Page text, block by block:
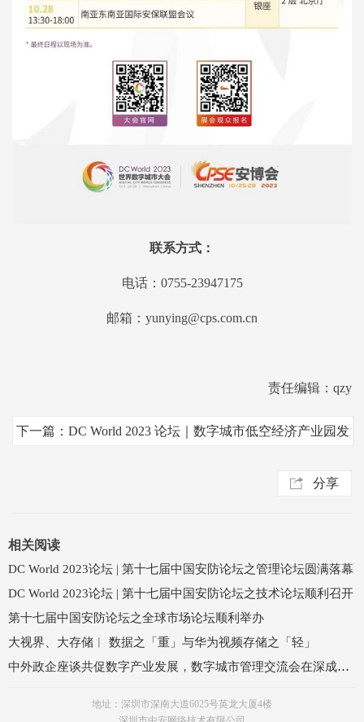
联系方式：
电话：0755-23947175
邮箱：yunying@cps.com.cn
责任编辑：qzy
下一篇：DC World 2023 论坛｜数字城市低空经济产业园发
分享
相关阅读
DC World 2023论坛 | 第十七届中国安防论坛之管理论坛圆满落幕
DC World 2023论坛 | 第十七届中国安防论坛之技术论坛顺利召开
第十七届中国安防论坛之全球市场论坛顺利举办
大视界、大存储︱ 数据之「重」与华为视频存储之「轻」
中外政企座谈共促数字产业发展，数字城市管理交流会在深成功举办
地址：深圳市深南大道6025号英龙大厦4楼